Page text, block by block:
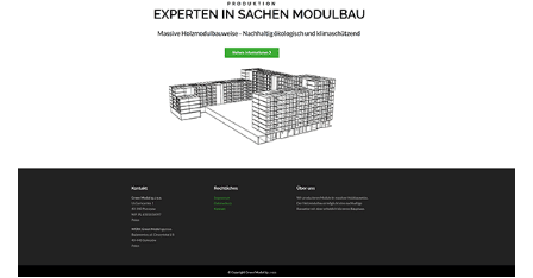
Green Modul
WEBDESIGN